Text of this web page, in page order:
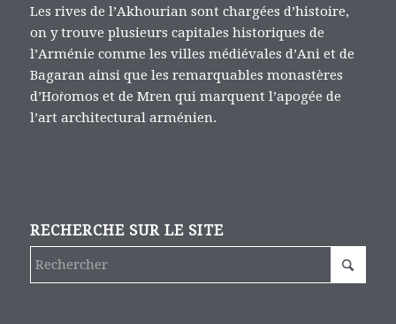
Les rives de l’Akhourian sont chargées d’histoire,
on y trouve plusieurs capitales historiques de
l’Arménie comme les villes médiévales d’Ani et de
Bagaran ainsi que les remarquables monastères
d’Hoṙomos et de Mren qui marquent l’apogée de
l’art architectural arménien.
RECHERCHE SUR LE SITE